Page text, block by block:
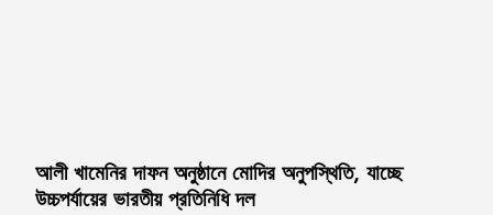
আলী খামেনির দাফন অনুষ্ঠানে মোদির অনুপস্থিতি, যাচ্ছে
উচ্চপর্যায়ের ভারতীয় প্রতিনিধি দল